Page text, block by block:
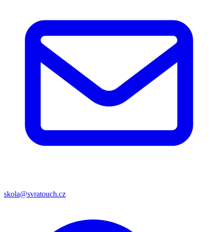
skola@svratouch.cz